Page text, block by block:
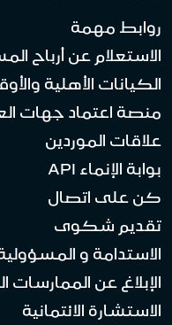
روابط مهمة
الاستعلام عن أرباح
الكيانات الأهلية
منصة اعتماد جهات
علاقات الموردين
بوابة الإنماء API
كن على اتصال
تقديم شكوى
الاستدامة و
الإبلاغ عن الممارسات
الاستشارة الائتمانية